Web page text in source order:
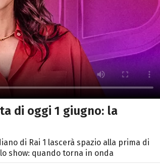
di oggi 1 giugno: la
di Rai 1 lascerà spazio alla prima di
show: quando torna in onda